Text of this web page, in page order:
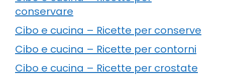
conservare
Cibo e cucina – Ricette per conserve
Cibo e cucina – Ricette per contorni
Cibo e cucina – Ricette per crostate